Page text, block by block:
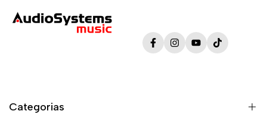
FacebookInstagramYouTubeTikTok
Categorias